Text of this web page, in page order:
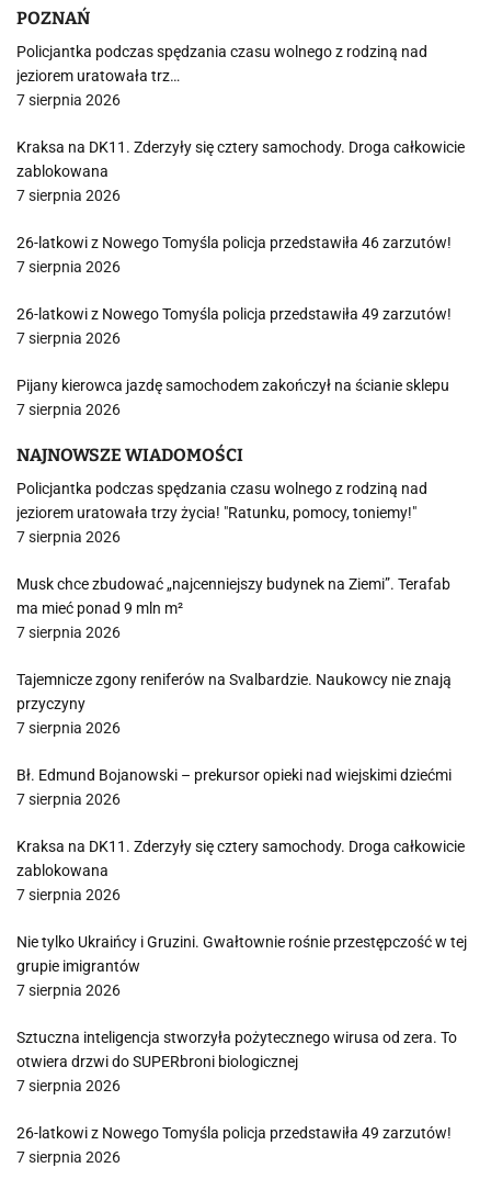
POZNAŃ
Policjantka podczas spędzania czasu wolnego z rodziną nad
jeziorem uratowała trz…
7 sierpnia 2026
Kraksa na DK11. Zderzyły się cztery samochody. Droga całkowicie
zablokowana
7 sierpnia 2026
26-latkowi z Nowego Tomyśla policja przedstawiła 46 zarzutów!
7 sierpnia 2026
26-latkowi z Nowego Tomyśla policja przedstawiła 49 zarzutów!
7 sierpnia 2026
Pijany kierowca jazdę samochodem zakończył na ścianie sklepu
7 sierpnia 2026
NAJNOWSZE WIADOMOŚCI
Policjantka podczas spędzania czasu wolnego z rodziną nad
jeziorem uratowała trzy życia! "Ratunku, pomocy, toniemy!"
7 sierpnia 2026
Musk chce zbudować „najcenniejszy budynek na Ziemi”. Terafab
ma mieć ponad 9 mln m²
7 sierpnia 2026
Tajemnicze zgony reniferów na Svalbardzie. Naukowcy nie znają
przyczyny
7 sierpnia 2026
Bł. Edmund Bojanowski – prekursor opieki nad wiejskimi dziećmi
7 sierpnia 2026
Kraksa na DK11. Zderzyły się cztery samochody. Droga całkowicie
zablokowana
7 sierpnia 2026
Nie tylko Ukraińcy i Gruzini. Gwałtownie rośnie przestępczość w tej
grupie imigrantów
7 sierpnia 2026
Sztuczna inteligencja stworzyła pożytecznego wirusa od zera. To
otwiera drzwi do SUPERbroni biologicznej
7 sierpnia 2026
26-latkowi z Nowego Tomyśla policja przedstawiła 49 zarzutów!
7 sierpnia 2026